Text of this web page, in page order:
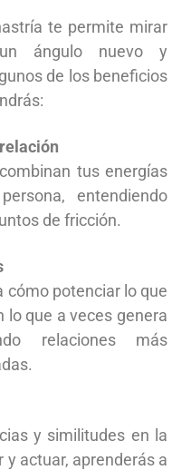
te permite mirar
ángulo nuevo y
de los beneficios
tus energías
entendiendo
de fricción.
cómo potenciar lo que
lo que a veces genera
relaciones más
y similitudes en la
actuar, aprenderás a